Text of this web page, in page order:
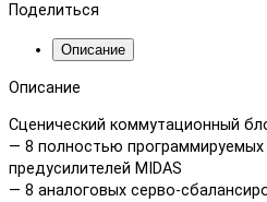
Поделиться
Описание
Описание
Сценический коммутационный
— 8 полностью
предусилителей MIDAS
— 8 аналоговых серво-